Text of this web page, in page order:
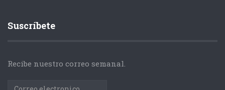
Suscríbete
Recibe nuestro correo semanal.